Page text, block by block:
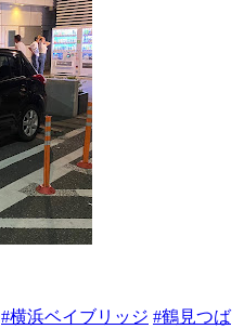
#横浜ベイブリッジ #鶴見つば